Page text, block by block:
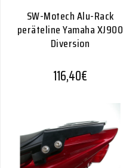
SW-Motech Alu-Rack
peräteline Yamaha XJ900
Diversion
116,40€